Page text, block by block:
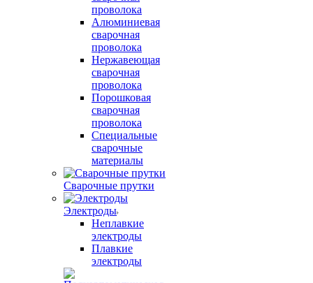
проволока
Алюминиевая
сварочная
проволока
Нержавеющая
сварочная
проволока
Порошковая
сварочная
проволока
Специальные
сварочные
материалы
Сварочные прутки
Электроды
Неплавкие
электроды
Плавкие
электроды